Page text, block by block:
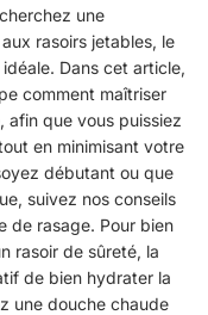
une
rasoirs jetables, le
Dans cet article,
comment maîtriser
afin que vous puissiez
en minimisant votre
débutant ou que
suivez nos conseils
de rasage. Pour bien
rasoir de sûreté, la
de bien hydrater la
une douche chaude